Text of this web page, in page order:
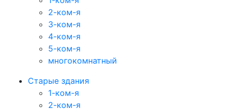
2-ком-я
3-ком-я
4-ком-я
5-ком-я
многокомнатный
Старые здания
1-ком-я
2-ком-я